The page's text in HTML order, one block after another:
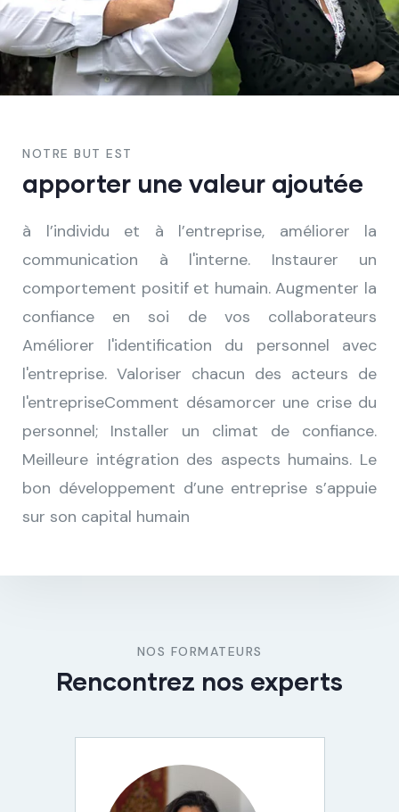
NOTRE BUT EST
apporter une valeur ajoutée
à l’individu et à l’entreprise​, améliorer la
communication à l'interne​. Instaurer un
comportement positif et humain​. Augmenter la
confiance en soi de vos collaborateurs​
Améliorer l'identification du personnel avec
l'entreprise​. Valoriser chacun des acteurs de
l'entreprise​ Comment désamorcer une crise du
personnel​; Installer un climat de confiance​.
Meilleure intégration des aspects humains​. Le
bon développement d’une entreprise s’appuie
sur son capital humain​
NOS FORMATEURS
Rencontrez nos experts